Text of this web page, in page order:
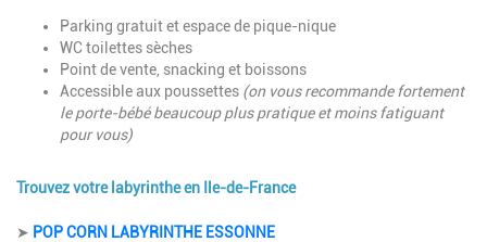
Parking gratuit et espace de pique-nique
WC toilettes sèches
Point de vente, snacking et boissons
Accessible aux poussettes (on vous recommande fortement
le porte-bébé beaucoup plus pratique et moins fatiguant
pour vous)
Trouvez votre labyrinthe en Ile-de-France
Description
➤ POP CORN LABYRINTHE ESSONNE